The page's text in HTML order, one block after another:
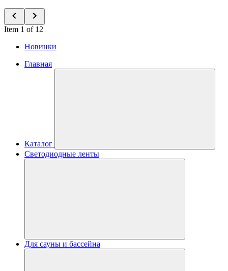
Item 1 of 12
Новинки
Главная
Каталог
Светодиодные ленты
Для сауны и бассейна